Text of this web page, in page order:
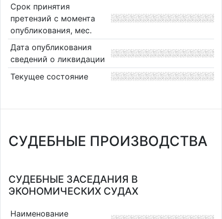
Срок принятия
претензий с момента
опубликования, мес.
Дата опубликования
сведений о ликвидации
Текущее состояние
СУДЕБНЫЕ ПРОИЗВОДСТВА
СУДЕБНЫЕ ЗАСЕДАНИЯ В
ЭКОНОМИЧЕСКИХ СУДАХ
Наименование